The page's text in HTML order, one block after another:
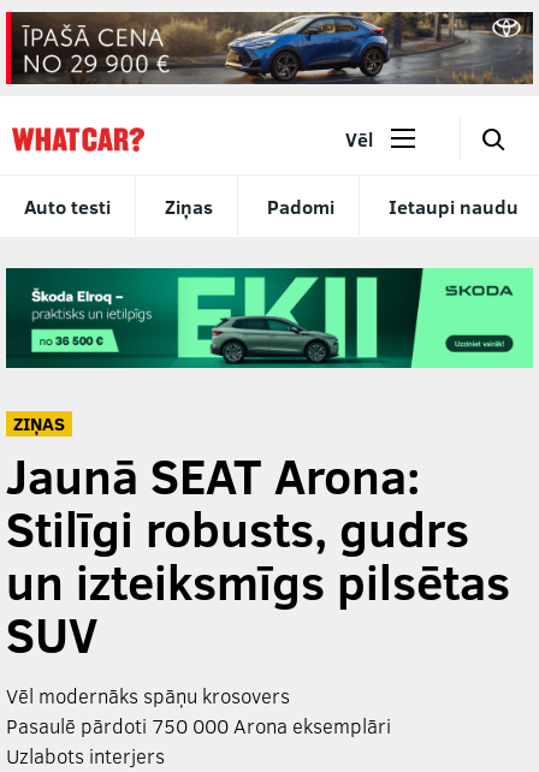
Auto testi Ziņas Padomi Ietaupi naudu
Vēl 🔎
ZIŅAS
Jaunā SEAT Arona:
Stilīgi robusts, gudrs
un izteiksmīgs pilsētas
SUV
Vēl modernāks spāņu krosovers
Pasaulē pārdoti 750 000 Arona eksemplāri
Uzlabots interjers